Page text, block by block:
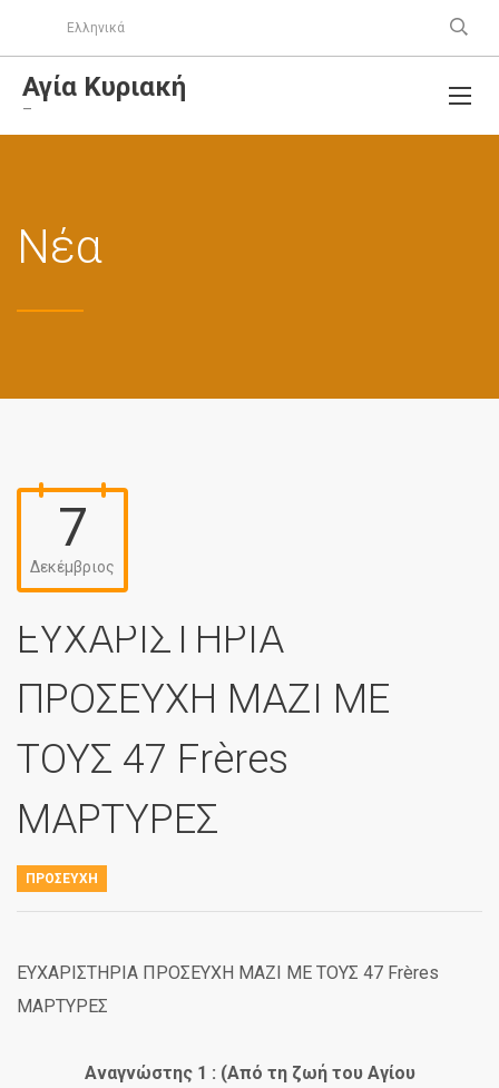
Ελληνικά
Αγία Κυριακή
–
Νέα
7
Δεκέμβριος
ΕΥΧΑΡΙΣΤΗΡΙΑ
ΠΡΟΣΕΥΧΗ ΜΑΖΙ ΜΕ
ΤΟΥΣ 47 Frères
ΜΑΡΤΥΡΕΣ
ΠΡΟΣΕΥΧΉ
ΕΥΧΑΡΙΣΤΗΡΙΑ ΠΡΟΣΕΥΧΗ ΜΑΖΙ ΜΕ ΤΟΥΣ 47 Frères
ΜΑΡΤΥΡΕΣ
Αναγνώστης 1 : (Από τη ζωή του Αγίου